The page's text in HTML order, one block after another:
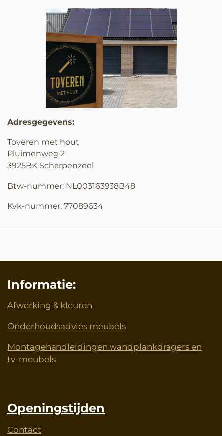
Adresgegevens:
Toveren met hout
Pluimenweg 2
3925BK Scherpenzeel
Btw-nummer: NL003163938B48
Kvk-nummer: 77089634
Informatie:
Afwerking & kleuren
Onderhoudsadvies meubels
Montagehandleidingen wandplankdragers en
tv-meubels
Openingstijden
Contact